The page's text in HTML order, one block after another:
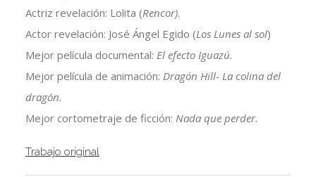
Actriz revelación: Lolita (Rencor).
Actor revelación: José Ángel Egido (Los Lunes al sol)
Mejor película documental: El efecto Iguazú.
Mejor película de animación: Dragón Hill- La colina del
dragón.
Mejor cortometraje de ficción: Nada que perder.
Trabajo original